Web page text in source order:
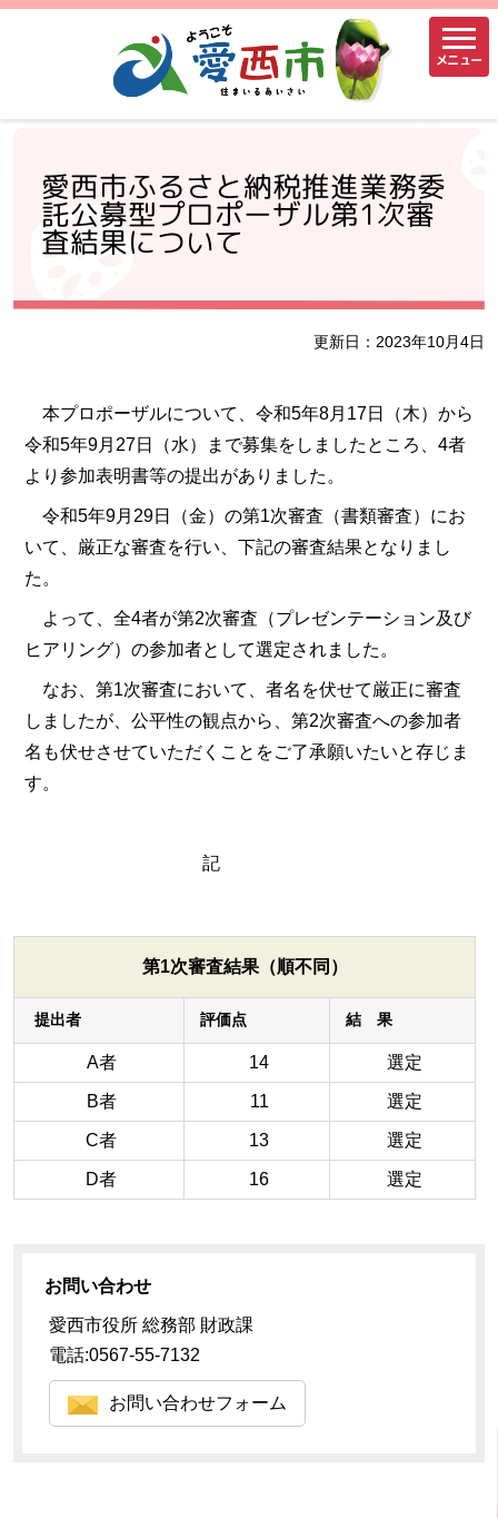
メニュー
愛西市ふるさと納税推進業務委
託公募型プロポーザル第1次審
査結果について
更新日：2023年10月4日
本プロポーザルについて、令和5年8月17日（木）から
令和5年9月27日（水）まで募集をしましたところ、4者
より参加表明書等の提出がありました。
令和5年9月29日（金）の第1次審査（書類審査）にお
いて、厳正な審査を行い、下記の審査結果となりまし
た。
よって、全4者が第2次審査（プレゼンテーション及び
ヒアリング）の参加者として選定されました。
なお、第1次審査において、者名を伏せて厳正に審査
しましたが、公平性の観点から、第2次審査への参加者
名も伏せさせていただくことをご了承願いたいと存じま
す。
記
第1次審査結果（順不同）
提出者 評価点 結 果
A者 14 選定
B者 11 選定
C者 13 選定
D者 16 選定
お問い合わせ
愛西市役所 総務部 財政課
電話:0567-55-7132
お問い合わせフォーム